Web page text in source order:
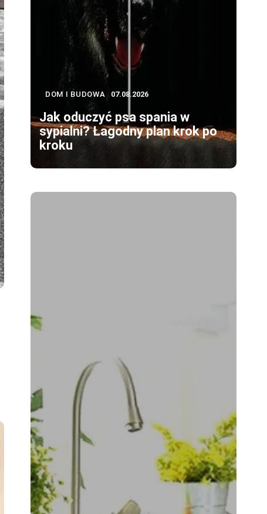
DOM I BUDOWA 07.08.2026
Jak oduczyć psa spania w
sypialni? Łagodny plan krok po
kroku